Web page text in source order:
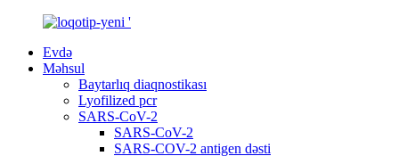
Evdə
Məhsul
Baytarlıq diaqnostikası
Lyofilized pcr
SARS-CoV-2
SARS-CoV-2
SARS-COV-2 antigen dəsti